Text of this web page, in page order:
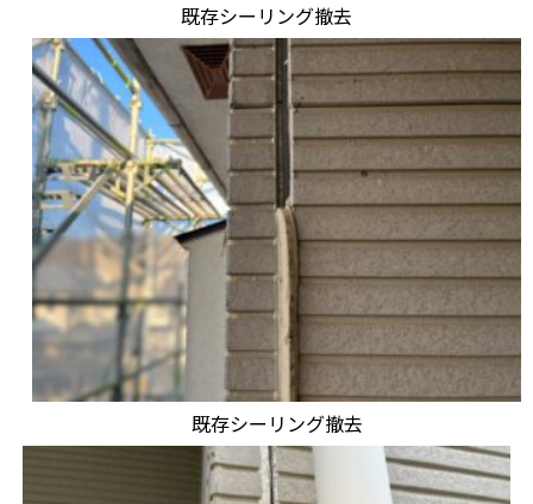
既存シーリング撤去
既存シーリング撤去